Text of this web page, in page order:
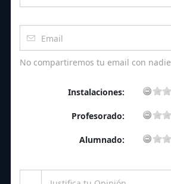
No compartiremos tu email con nadie
Instalaciones:
Profesorado:
Alumnado: